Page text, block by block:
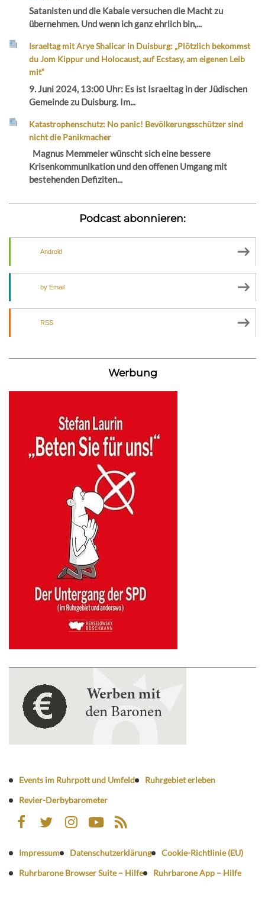
Satanisten und die Kabale versuchen die Macht zu
übernehmen. Und wenn ich ganz ehrlich bin,...
Israeltag mit Arye Shalicar in Duisburg: „Plötzlich bekommst
du Jom Kippur und Holocaust, auf Ecstasy, am eigenen Leib
mit“
9. Juni 2024, 13:00 Uhr: Es ist Israeltag in der Jüdischen
Gemeinde zu Duisburg. Im...
Katastrophenschutz: No panic! Bevölkerungsschützer sind
nicht die Panikmacher
Magnus Memmeler wünscht sich eine bessere
Krisenkommunikation und den offenen Umgang mit
bestehenden Defiziten...
Podcast abonnieren:
Android
by Email
RSS
Werbung
Events im Ruhrpott und Umfeld
Ruhrgebiet erleben
Revier-Derbybarometer
Impressum Datenschutzerklärung
Cookie-Richtlinie (EU)
Ruhrbarone Browser Suite – Hilfe
Ruhrbarone App – Hilfe